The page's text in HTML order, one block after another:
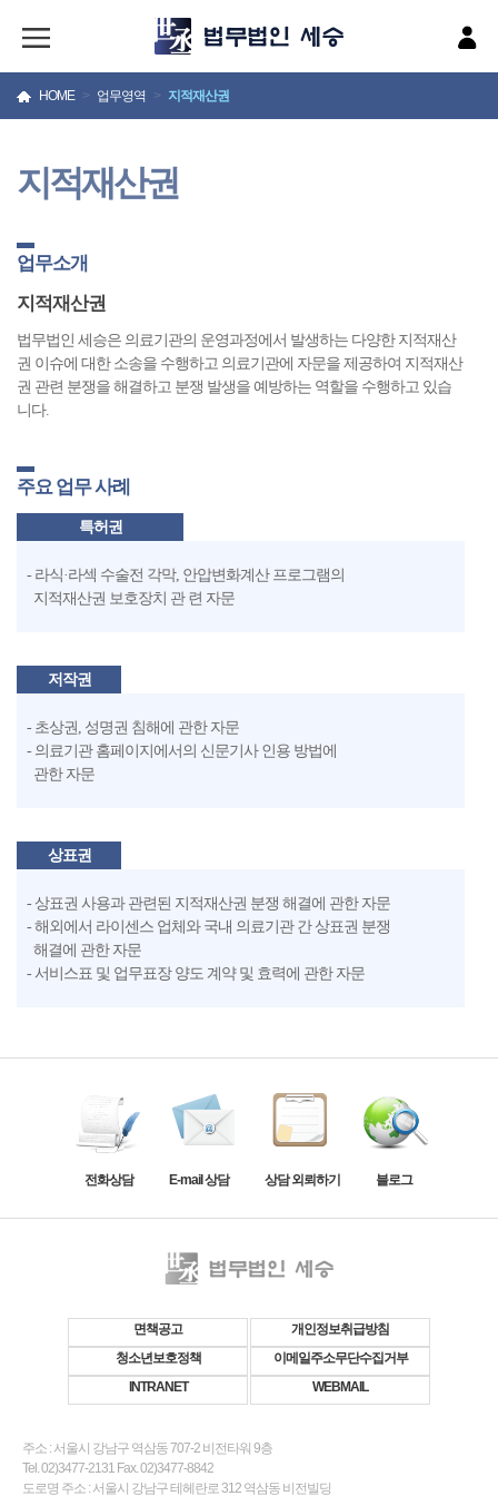
HOME > 업무영역 > 지적재산권
지적재산권
업무소개
지적재산권
법무법인 세승은 의료기관의 운영과정에서 발생하는 다양한 지적재산
권 이슈에 대한 소송을 수행하고 의료기관에 자문을 제공하여 지적재산
권 관련 분쟁을 해결하고 분쟁 발생을 예방하는 역할을 수행하고 있습
니다.
주요 업무 사례
특허권
- 라식·라섹 수술전 각막, 안압변화계산 프로그램의
지적재산권 보호장치 관 련 자문
저작권
- 초상권, 성명권 침해에 관한 자문
- 의료기관 홈페이지에서의 신문기사 인용 방법에
관한 자문
상표권
- 상표권 사용과 관련된 지적재산권 분쟁 해결에 관한 자문
- 해외에서 라이센스 업체와 국내 의료기관 간 상표권 분쟁
해결에 관한 자문
- 서비스표 및 업무표장 양도 계약 및 효력에 관한 자문
전화상담 E-mail 상담 상담 외뢰하기 블로그
면책공고
개인정보취급방침
청소년보호정책
이메일주소무단수집거부
INTRANET
WEBMAIL
주소 : 서울시 강남구 역삼동 707-2 비전타워 9층
Tel. 02)3477-2131 Fax. 02)3477-8842
도로명 주소 : 서울시 강남구 테헤란로 312 역삼동 비전빌딩